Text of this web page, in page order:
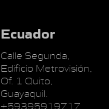
Ecuador
Calle Segunda,
Edificio Metrovisión,
Of. 1 Quito,
Guayaquil.
+59395919717